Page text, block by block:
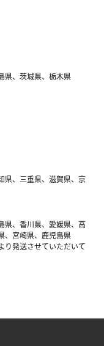
県、茨城県、栃木県
県、三重県、滋賀県、京
県、香川県、愛媛県、高
、宮崎県、鹿児島県
り発送させていただいて